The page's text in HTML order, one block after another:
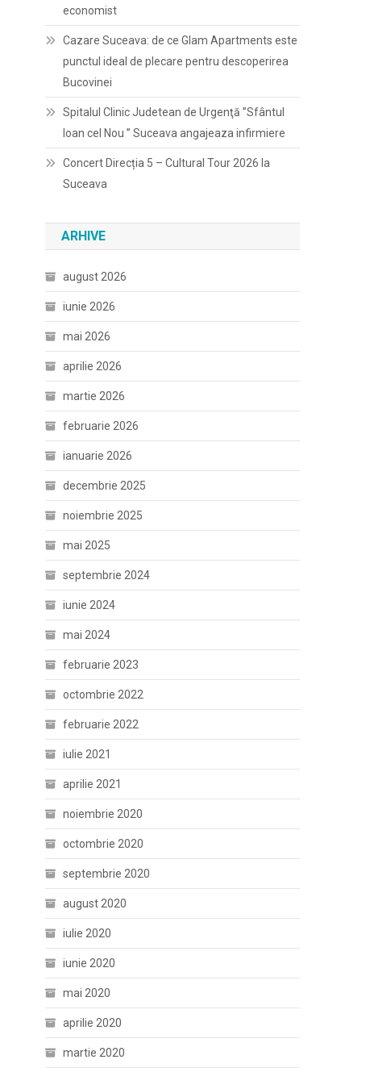
economist
Cazare Suceava: de ce Glam Apartments este
punctul ideal de plecare pentru descoperirea
Bucovinei
Spitalul Clinic Judetean de Urgenţă ”Sfântul
Ioan cel Nou ” Suceava angajeaza infirmiere
Concert Direcția 5 – Cultural Tour 2026 la
Suceava
ARHIVE
august 2026
iunie 2026
mai 2026
aprilie 2026
martie 2026
februarie 2026
ianuarie 2026
decembrie 2025
noiembrie 2025
mai 2025
septembrie 2024
iunie 2024
mai 2024
februarie 2023
octombrie 2022
februarie 2022
iulie 2021
aprilie 2021
noiembrie 2020
octombrie 2020
septembrie 2020
august 2020
iulie 2020
iunie 2020
mai 2020
aprilie 2020
martie 2020